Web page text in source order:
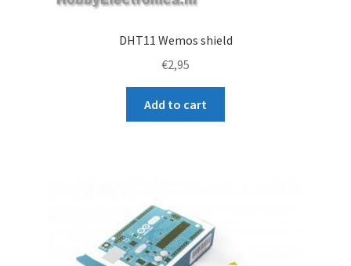
DHT11 Wemos shield
€2,95
Add to cart